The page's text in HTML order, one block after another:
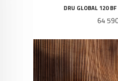
DRU GLOBAL 120
Pris
64